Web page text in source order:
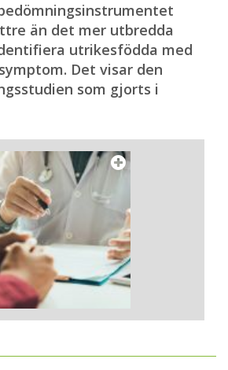
än det mer utbredda
utrikesfödda med
Det visar den
som gjorts i